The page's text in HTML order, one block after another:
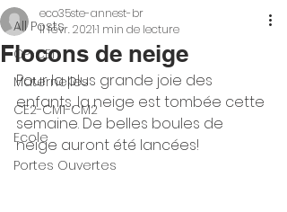
All Posts
CP-CE1
Maternelles
CE2-CM1-CM2
Ecole
Portes Ouvertes
Flocons de neige
eco35ste-annest-br
11 févr. 20211 min de lecture
Pour la plus grande joie des
enfants, la neige est tombée cette
semaine. De belles boules de
neige auront été lancées!